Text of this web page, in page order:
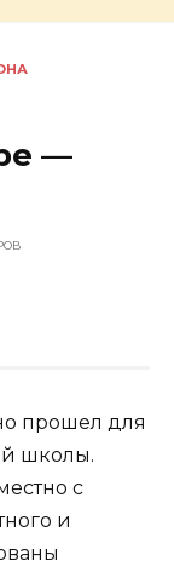
—
прошел для
школы.
с
и